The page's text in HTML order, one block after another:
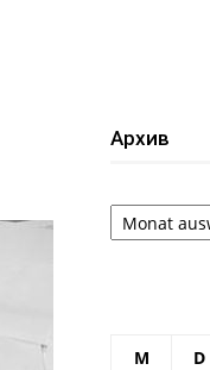
Архив
Архив
M D